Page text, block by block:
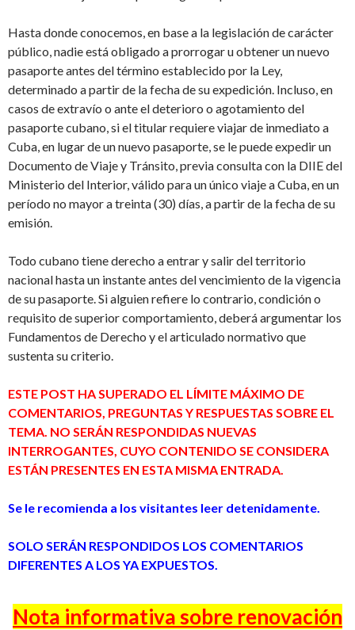
Hasta donde conocemos, en base a la legislación de carácter
público, nadie está obligado a prorrogar u obtener un nuevo
pasaporte antes del término establecido por la Ley,
determinado a partir de la fecha de su expedición. Incluso, en
casos de extravío o ante el deterioro o agotamiento del
pasaporte cubano, si el titular requiere viajar de inmediato a
Cuba, en lugar de un nuevo pasaporte, se le puede expedir un
Documento de Viaje y Tránsito, previa consulta con la DIIE del
Ministerio del Interior, válido para un único viaje a Cuba, en un
período no mayor a treinta (30) días, a partir de la fecha de su
emisión.
Todo cubano tiene derecho a entrar y salir del territorio
nacional hasta un instante antes del vencimiento de la vigencia
de su pasaporte. Si alguien refiere lo contrario, condición o
requisito de superior comportamiento, deberá argumentar los
Fundamentos de Derecho y el articulado normativo que
sustenta su criterio.
ESTE POST HA SUPERADO EL LÍMITE MÁXIMO DE
COMENTARIOS, PREGUNTAS Y RESPUESTAS SOBRE EL
TEMA. NO SERÁN RESPONDIDAS NUEVAS
INTERROGANTES, CUYO CONTENIDO SE CONSIDERA
ESTÁN PRESENTES EN ESTA MISMA ENTRADA.
Se le recomienda a los visitantes leer detenidamente.
SOLO SERÁN RESPONDIDOS LOS COMENTARIOS
DIFERENTES A LOS YA EXPUESTOS.
Nota informativa sobre renovación